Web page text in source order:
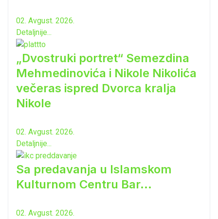
02. Avgust. 2026.
Detaljnije...
„Dvostruki portret“ Semezdina
Mehmedinovića i Nikole Nikolića
večeras ispred Dvorca kralja
Nikole
02. Avgust. 2026.
Detaljnije...
Sa predavanja u Islamskom
Kulturnom Centru Bar...
02. Avgust. 2026.